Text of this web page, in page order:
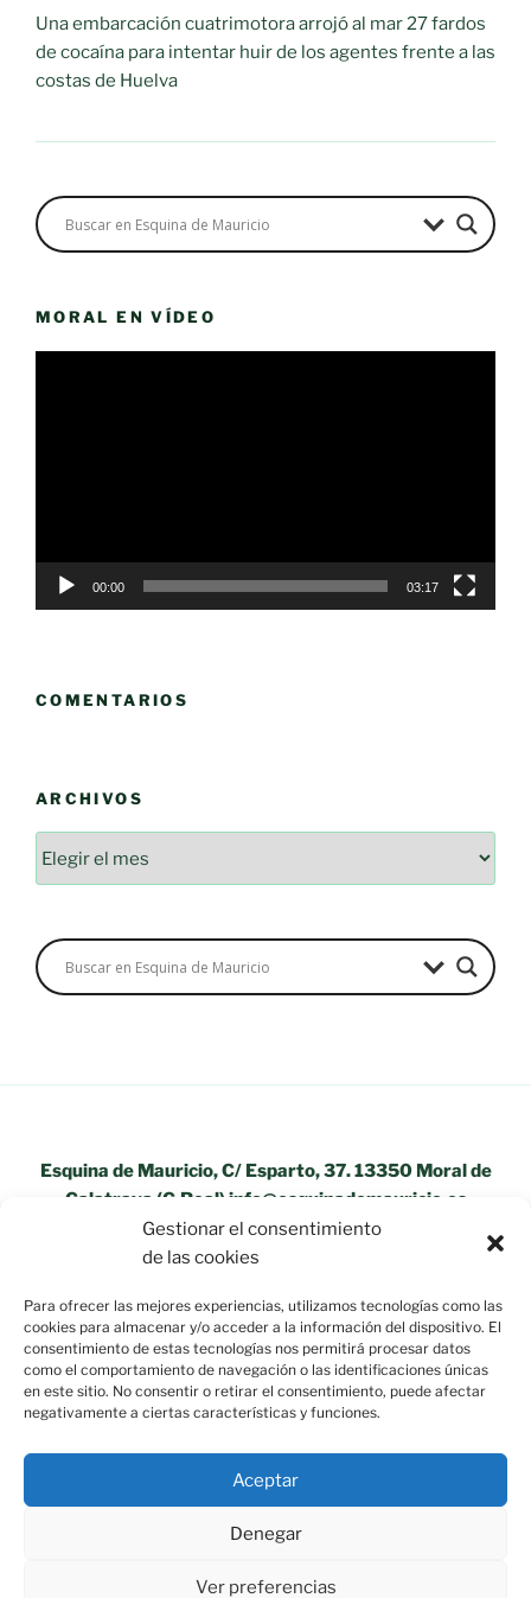
Gestionar el consentimiento
de las cookies
Para ofrecer las mejores experiencias, utilizamos tecnologías como las
cookies para almacenar y/o acceder a la información del dispositivo. El
consentimiento de estas tecnologías nos permitirá procesar datos
como el comportamiento de navegación o las identificaciones únicas
en este sitio. No consentir o retirar el consentimiento, puede afectar
negativamente a ciertas características y funciones.
Aceptar
Denegar
Ver preferencias
Una embarcación cuatrimotora arrojó al mar 27 fardos
de cocaína para intentar huir de los agentes frente a las
costas de Huelva
MORAL EN VÍDEO
00:00 03:17
COMENTARIOS
ARCHIVOS
Esquina de Mauricio, C/ Esparto, 37. 13350 Moral de
Calatrava (C.Real) info@esquinademauricio.es
«Aviso Legal»